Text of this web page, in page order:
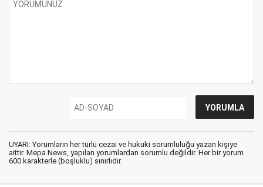
UYARI: Yorumların her türlü cezai ve hukuki sorumluluğu yazan kişiye
aittir. Mepa News, yapılan yorumlardan sorumlu değildir. Her bir yorum
600 karakterle (boşluklu) sınırlıdır.